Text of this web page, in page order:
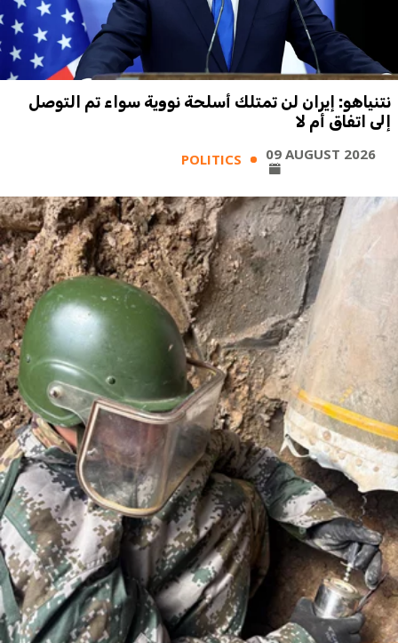
نتنياهو: إيران لن تمتلك أسلحة نووية سواء تم التوصل
إلى اتفاق أم لا
POLITICS 09 AUGUST 2026